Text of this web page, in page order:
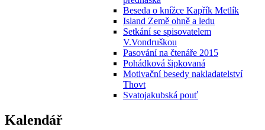
Beseda o knížce Kapřík Metlík
Island Země ohně a ledu
Setkání se spisovatelem
V.Vondruškou
Pasování na čtenáře 2015
Pohádková šipkovaná
Motivační besedy nakladatelství
Thovt
Svatojakubská pouť
Kalendář